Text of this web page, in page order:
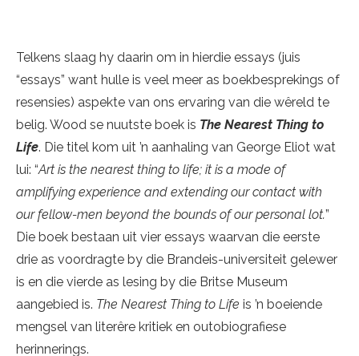
Telkens slaag hy daarin om in hierdie essays (juis
“essays” want hulle is veel meer as boekbesprekings of
resensies) aspekte van ons ervaring van die wêreld te
belig. Wood se nuutste boek is The Nearest Thing to
Life. Die titel kom uit ’n aanhaling van George Eliot wat
lui: “Art is the nearest thing to life; it is a mode of
amplifying experience and extending our contact with
our fellow-men beyond the bounds of our personal lot.”
Die boek bestaan uit vier essays waarvan die eerste
drie as voordragte by die Brandeis-universiteit gelewer
is en die vierde as lesing by die Britse Museum
aangebied is. The Nearest Thing to Life is ’n boeiende
mengsel van literêre kritiek en outobiografiese
herinnerings.